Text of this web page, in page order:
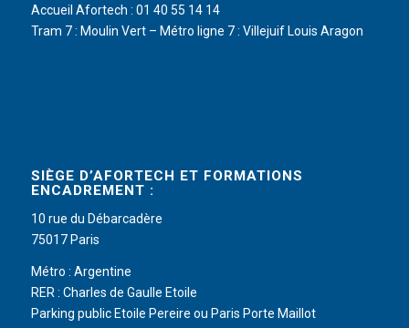
Accueil Afortech : 01 40 55 14 14
Tram 7 : Moulin Vert – Métro ligne 7 : Villejuif Louis Aragon
SIÈGE D’AFORTECH ET FORMATIONS
ENCADREMENT :
10 rue du Débarcadère
75017 Paris
Métro : Argentine
RER : Charles de Gaulle Etoile
Parking public Etoile Pereire ou Paris Porte Maillot